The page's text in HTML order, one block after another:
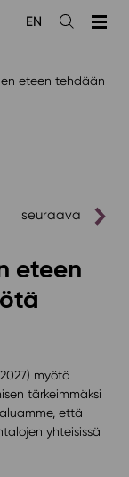
Avaa
EN
eteen tehdään
seuraava
eteen
myötä
tärkeimmäksi
että
yhteisissä